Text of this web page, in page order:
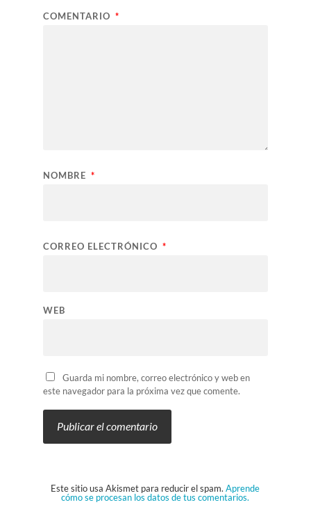
COMENTARIO *
NOMBRE *
CORREO ELECTRÓNICO *
WEB
Guarda mi nombre, correo electrónico y web en
este navegador para la próxima vez que comente.
Este sitio usa Akismet para reducir el spam.Aprende
cómo se procesan los datos de tus comentarios.